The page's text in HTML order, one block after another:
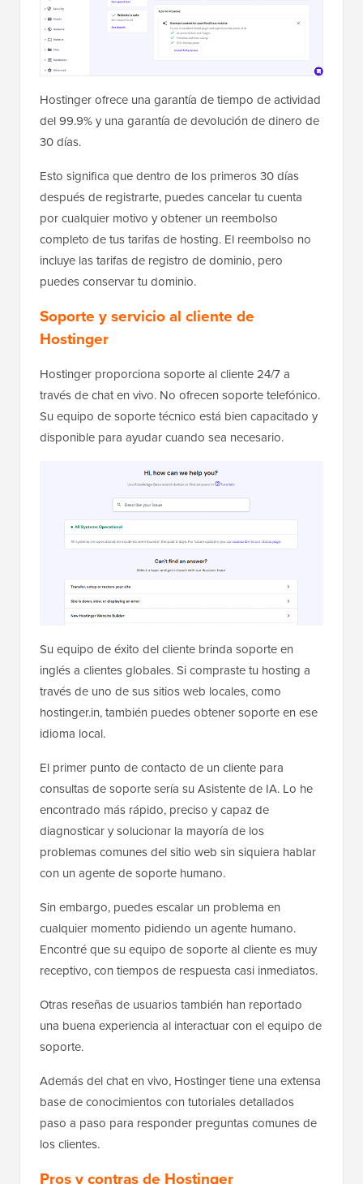
Hostinger ofrece una garantía de tiempo de actividad
del 99.9% y una garantía de devolución de dinero de
30 días.
Esto significa que dentro de los primeros 30 días
después de registrarte, puedes cancelar tu cuenta
por cualquier motivo y obtener un reembolso
completo de tus tarifas de hosting. El reembolso no
incluye las tarifas de registro de dominio, pero
puedes conservar tu dominio.
Soporte y servicio al cliente de
Hostinger
Hostinger proporciona soporte al cliente 24/7 a
través de chat en vivo. No ofrecen soporte telefónico.
Su equipo de soporte técnico está bien capacitado y
disponible para ayudar cuando sea necesario.
Su equipo de éxito del cliente brinda soporte en
inglés a clientes globales. Si compraste tu hosting a
través de uno de sus sitios web locales, como
hostinger.in, también puedes obtener soporte en ese
idioma local.
El primer punto de contacto de un cliente para
consultas de soporte sería su Asistente de IA. Lo he
encontrado más rápido, preciso y capaz de
diagnosticar y solucionar la mayoría de los
problemas comunes del sitio web sin siquiera hablar
con un agente de soporte humano.
Sin embargo, puedes escalar un problema en
cualquier momento pidiendo un agente humano.
Encontré que su equipo de soporte al cliente es muy
receptivo, con tiempos de respuesta casi inmediatos.
Otras reseñas de usuarios también han reportado
una buena experiencia al interactuar con el equipo de
soporte.
Además del chat en vivo, Hostinger tiene una extensa
base de conocimientos con tutoriales detallados
paso a paso para responder preguntas comunes de
los clientes.
Pros y contras de Hostinger